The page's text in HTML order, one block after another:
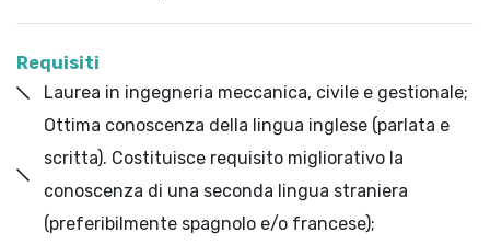
Requisiti
Laurea in ingegneria meccanica, civile e gestionale;
Ottima conoscenza della lingua inglese (parlata e
scritta). Costituisce requisito migliorativo la
conoscenza di una seconda lingua straniera
(preferibilmente spagnolo e/o francese);